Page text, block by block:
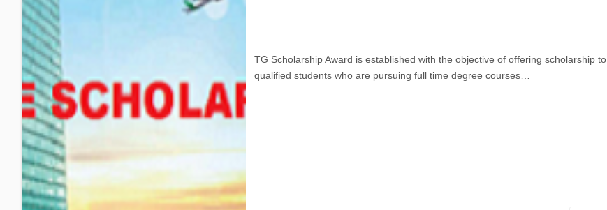
TG Scholarship Award is established with the objective of offering scholarship to
qualified students who are pursuing full time degree courses…